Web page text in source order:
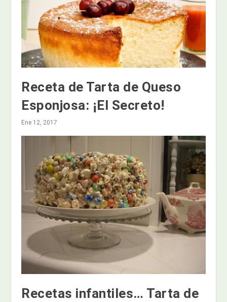
Receta de Tarta de Queso
Esponjosa: ¡El Secreto!
Ene 12, 2017
Recetas infantiles… Tarta de